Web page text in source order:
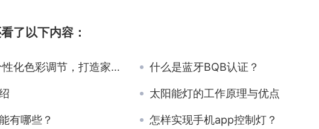
了以下内容：
彩调节，打造家居璀璨智光 什么是蓝牙BQB认证？
太阳能灯的工作原理与优点
有哪些？ 怎样实现手机app控制灯？